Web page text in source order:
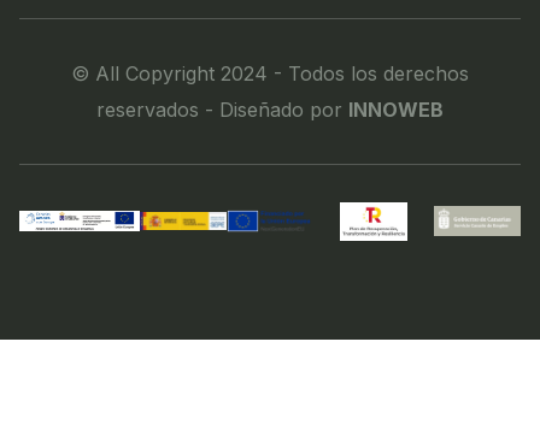
© All Copyright 2024 - Todos los derechos
reservados - Diseñado por INNOWEB